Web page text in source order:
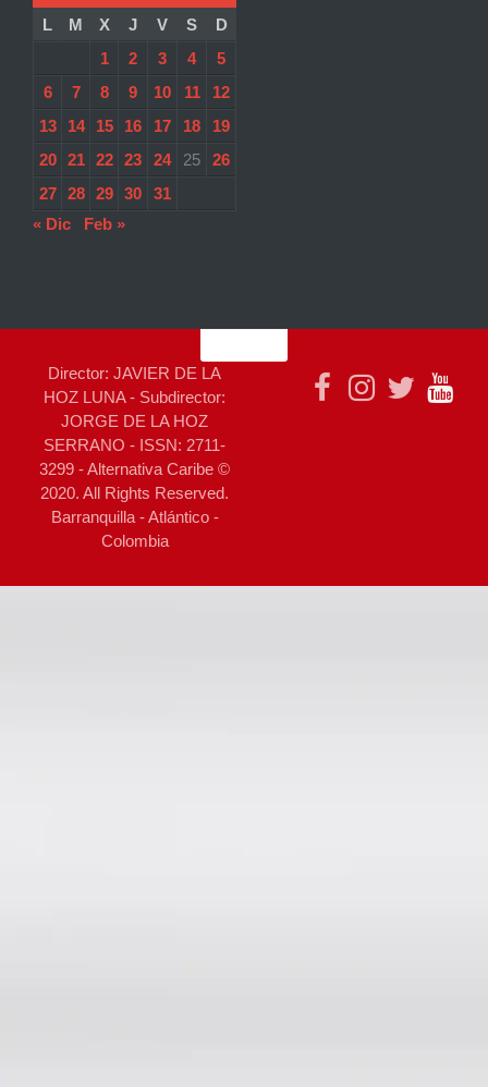
L
M X J V S
D
1
2 3 4
5
6
7 8 9 10 11
12
13
14 15 16 17 18
19
20
21 22 23 24 25
26
27
28 29 30
31
« Dic
Feb »
Director: JAVIER DE LA
HOZ LUNA - Subdirector:
JORGE DE LA HOZ
SERRANO - ISSN: 2711-
3299 - Alternativa Caribe ©
2020. All Rights Reserved.
Barranquilla - Atlántico -
Colombia